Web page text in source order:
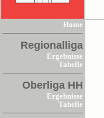
Home
Regionalliga
Ergebnisse
Tabelle
Oberliga HH
Ergebnisse
Tabelle